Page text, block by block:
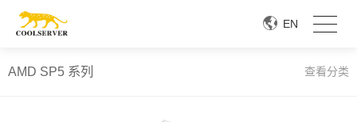
EN
AMD SP5 系列 查看分类